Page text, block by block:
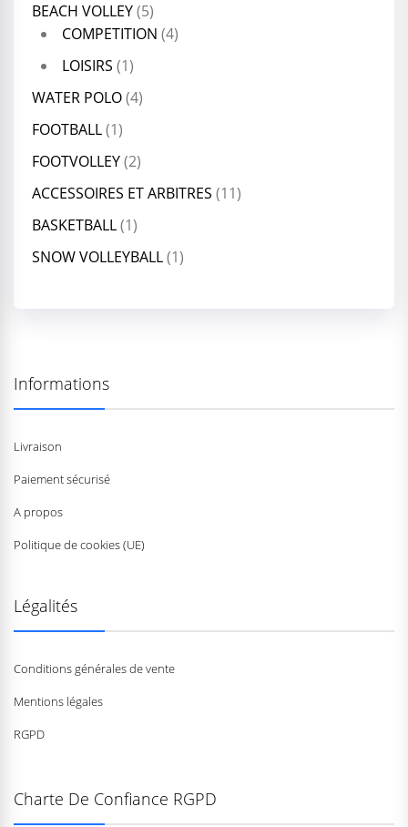
BEACH VOLLEY(5)
COMPETITION (4)
LOISIRS (1)
WATER POLO(4)
FOOTBALL(1)
FOOTVOLLEY(2)
ACCESSOIRES ET ARBITRES (11)
BASKETBALL(1)
SNOW VOLLEYBALL(1)
Informations
Livraison
Paiement sécurisé
A propos
Politique de cookies (UE)
Légalités
Conditions générales de vente
Mentions légales
RGPD
Charte De Confiance RGPD